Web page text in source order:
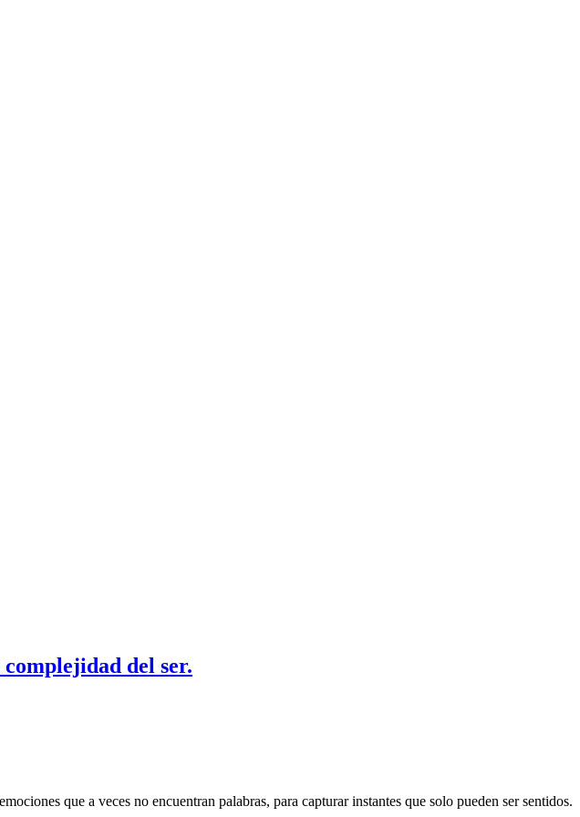
del ser.
que a veces no encuentran palabras, para capturar instantes que solo pueden ser sentidos.